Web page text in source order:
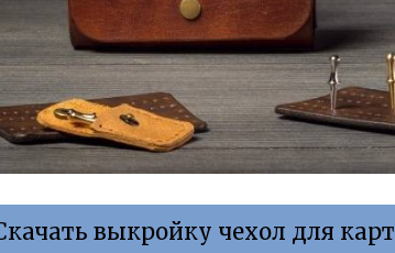
выкройку чехол для карт